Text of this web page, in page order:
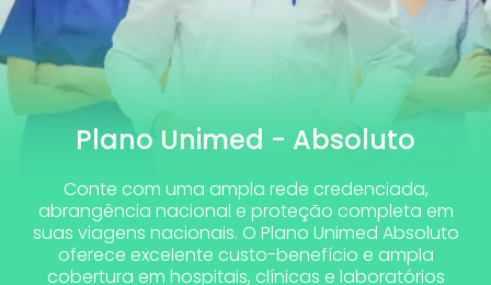
Plano Unimed - Absoluto
Conte com uma ampla rede credenciada,
abrangência nacional e proteção completa em
suas viagens nacionais. O Plano Unimed Absoluto
oferece excelente custo-benefício e ampla
cobertura em hospitais, clínicas e laboratórios